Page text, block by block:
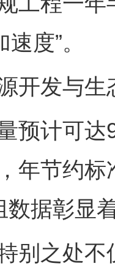
度”。
发与生
计可达
年节约
数据彰显
之处不